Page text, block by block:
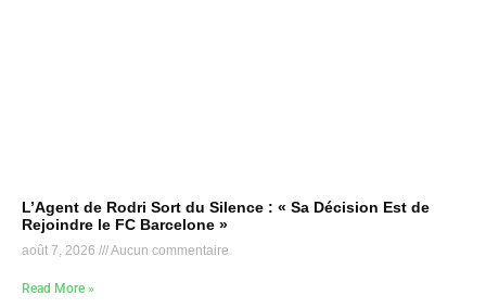
L’Agent de Rodri Sort du Silence : « Sa Décision Est de
Rejoindre le FC Barcelone »
août 7, 2026 Aucun commentaire
Read More »